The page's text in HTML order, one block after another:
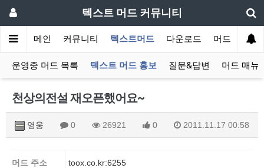
텍스트 머드 커뮤니티
메인 커뮤니티 텍스트머드 다운로드 머드 잡담
운영중 머드 목록 텍스트 머드 홍보 질문&답변 머드 매뉴
천상의전설 재오픈했어요~
영웅 0 26921 0 2011.11.17 00:58
머드 주소 toox.co.kr:6255